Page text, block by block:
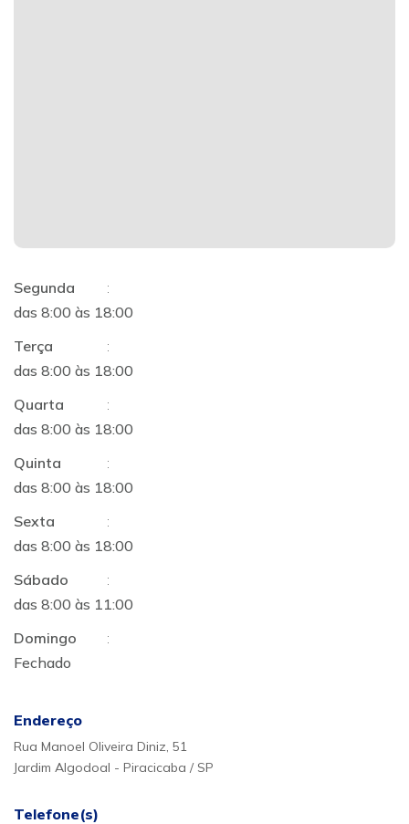
Segunda
:
das 8:00 às 18:00
Terça
:
das 8:00 às 18:00
Quarta
:
das 8:00 às 18:00
Quinta
:
das 8:00 às 18:00
Sexta
:
das 8:00 às 18:00
Sábado
:
das 8:00 às 11:00
Domingo
:
Fechado
Endereço
Rua Manoel Oliveira Diniz, 51
Jardim Algodoal - Piracicaba / SP
Telefone(s)